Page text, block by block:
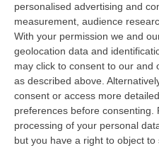
personalised advertising and
measurement, audience
With your permission we and
geolocation data and
may click to consent to our and
as described above.
consent or access more
preferences before consenting.
processing of your personal
but you have a right to object
protagonisti tutti i
Fai, Uila regionali, ha
temi del settore
l’andamento dei
anche a seguito di
approfondimenti del
varie zone del